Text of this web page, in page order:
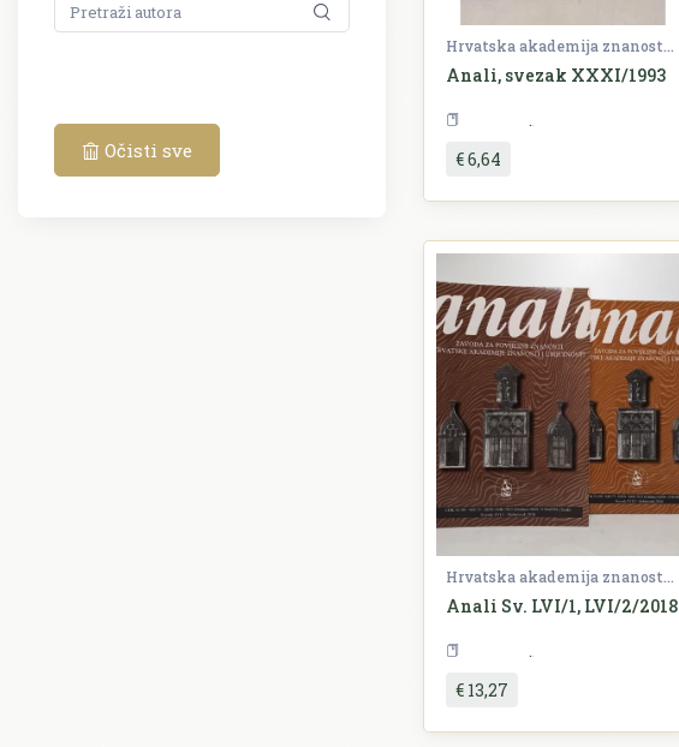
Očisti sve
Hrvatska akademija znanosti i umjetnosti (HAZU)
Anali, svezak XXXI/1993
€ 6,64
Hrvatska akademija znanosti i umjetnosti (HAZU)
Anali Sv. LVI/1, LVI/2/2018
€ 13,27